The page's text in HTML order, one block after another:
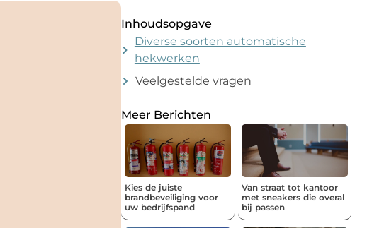
Inhoudsopgave
Diverse soorten automatische
hekwerken
Veelgestelde vragen
Meer Berichten
Kies de juiste
brandbeveiliging voor
uw bedrijfspand
Van straat tot kantoor
met sneakers die overal
bij passen